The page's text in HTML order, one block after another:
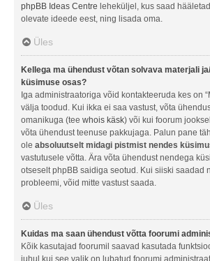
phpBB Ideas Centre leheküljel, kus saad
olevate ideede eest, ning lisada oma.
Üles
Kellega ma ühendust võtan solvava materjali
küsimuse osas?
Iga administraatoriga võid kontakteeruda kes on
välja toodud. Kui ikka ei saa vastust, võta
omanikuga (tee whois käsk) või kui foorum
võta ühendust teenuse pakkujaga. Palun pane
ole absoluutselt midagi pistmist nendes
vastutusele võtta. Ära võta ühendust nendega
otseselt phpBB saidiga seotud. Kui siiski saadad
probleemi, võid mitte vastust saada.
Üles
Kuidas ma saan ühendust võtta foorumi
Kõik kasutajad foorumil saavad kasutada
juhul kui see valik on lubatud foorumi